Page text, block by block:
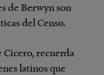
de Berwyn son
del Censo.
Cicero, recuerda
latinos que